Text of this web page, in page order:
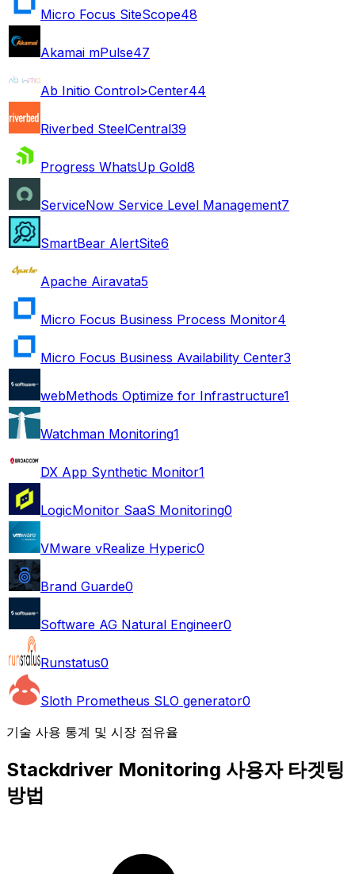
Micro Focus SiteScope48
Akamai mPulse47
Ab Initio Control>Center44
Riverbed SteelCentral39
Progress WhatsUp Gold8
ServiceNow Service Level Management7
SmartBear AlertSite6
Apache Airavata5
Micro Focus Business Process Monitor4
Micro Focus Business Availability Center3
webMethods Optimize for Infrastructure1
Watchman Monitoring1
DX App Synthetic Monitor1
LogicMonitor SaaS Monitoring0
VMware vRealize Hyperic0
Brand Guarde0
Software AG Natural Engineer0
Runstatus0
Sloth Prometheus SLO generator0
기술 사용 통계 및 시장 점유율
Stackdriver Monitoring 사용자 타겟팅
방법